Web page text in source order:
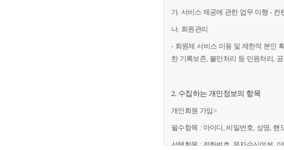
가. 서비스 제공에 관한 업무 이행 -
나. 회원관리
- 회원제 서비스 이용 및 제한적 본인
한 기록보존, 불만처리 등 민원처리,
2. 수집하는 개인정보의 항목
개인회원 가입>
필수항목 : 아이디, 비밀번호, 성명, 핸
선택항목 : 전화번호, 문자수신여부,